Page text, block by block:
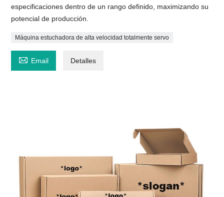
especificaciones dentro de un rango definido, maximizando su
potencial de producción.
Máquina estuchadora de alta velocidad totalmente servo
 Email Detalles